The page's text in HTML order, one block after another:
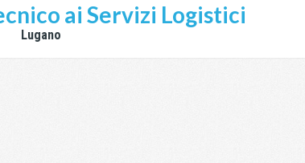
ai Servizi Logistici
Lugano